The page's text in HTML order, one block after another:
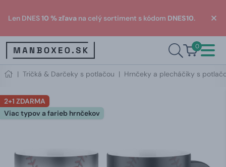
Len DNES10 % zľava na celý sortiment s kódom DNES10.
0
| Tričká & Darčeky s potlačou | Hrnčeky a plecháčiky s
2+1 ZDARMA
Viac typov a farieb hrnčekov